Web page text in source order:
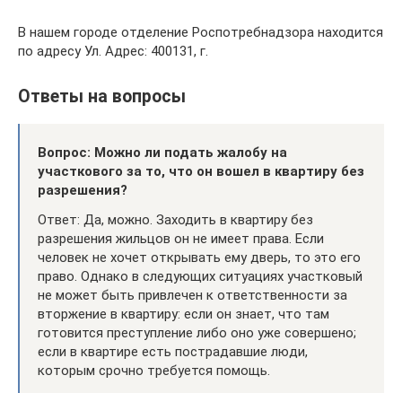
В нашем городе отделение Роспотребнадзора находится
по адресу Ул. Адрес: 400131, г.
Ответы на вопросы
Вопрос: Можно ли подать жалобу на
участкового за то, что он вошел в квартиру без
разрешения?
Ответ: Да, можно. Заходить в квартиру без
разрешения жильцов он не имеет права. Если
человек не хочет открывать ему дверь, то это его
право. Однако в следующих ситуациях участковый
не может быть привлечен к ответственности за
вторжение в квартиру: если он знает, что там
готовится преступление либо оно уже совершено;
если в квартире есть пострадавшие люди,
которым срочно требуется помощь.